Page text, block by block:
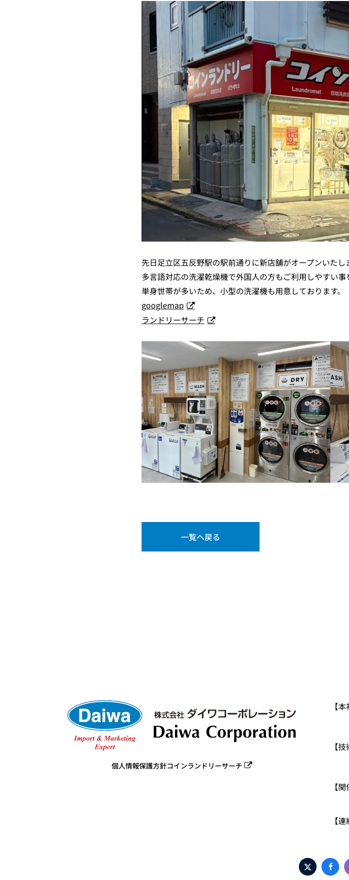
先日足立区五反野駅の駅前通りに新店舗がオープンいたし
多言語対応の洗濯乾燥機で外国人の方もご利用しやすい事
単身世帯が多いため、小型の洗濯機も用意しております。
googlemap
ランドリーサーチ
一覧へ戻る
個人情報保護方針コインランドリーサーチ
【本
【
【
【